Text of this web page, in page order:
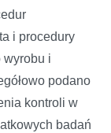
i procedury
wyrobu i
podano
kontroli w
badań